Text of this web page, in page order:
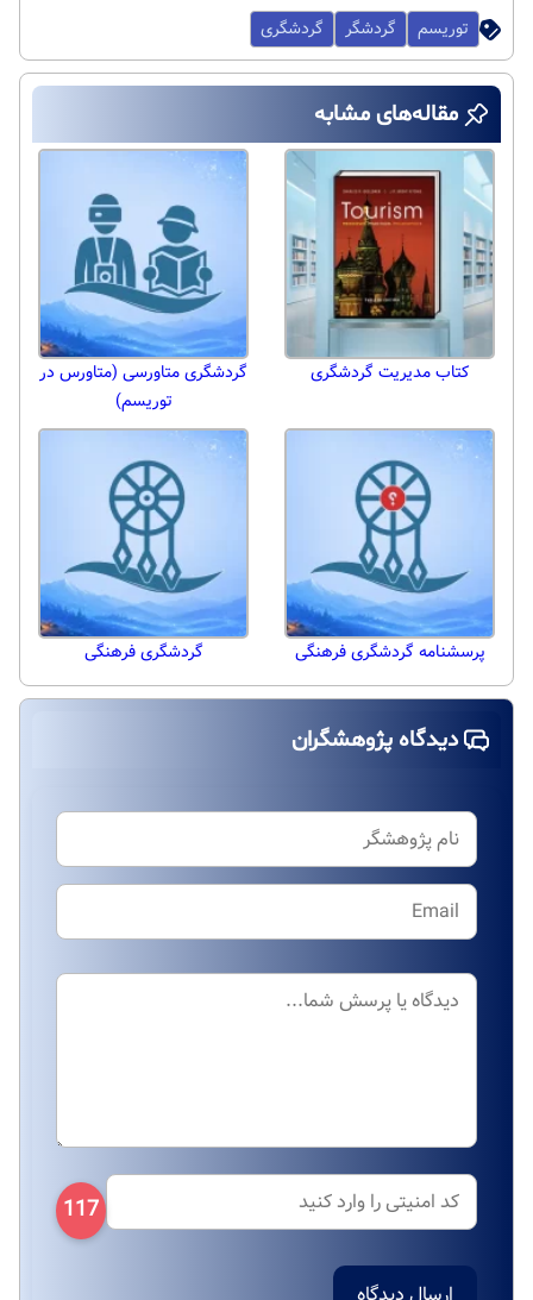
توریسم گردشگر گردشگری
مقاله‌های مشابه
کتاب مدیریت گردشگری
گردشگری متاورسی (متاورس در
توریسم)
پرسشنامه گردشگری فرهنگی گردشگری فرهنگی
دیدگاه پژوهشگران
117